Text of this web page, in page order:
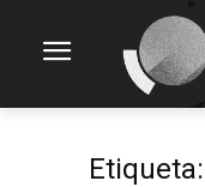
Etiqueta: